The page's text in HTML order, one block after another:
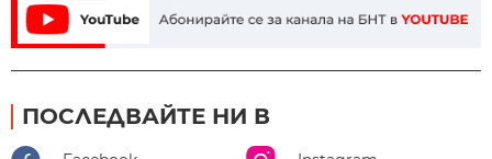
ПОСЛЕДВАЙТЕ НИ В